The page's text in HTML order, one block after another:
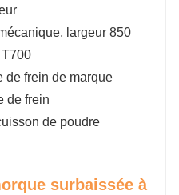
largeur 850
de frein de marque
de frein
de poudre
surbaissée à